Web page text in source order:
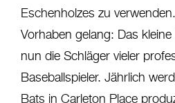
Eschenholzes zu
Vorhaben gelang: Das
nun die Schläger vieler
Baseballspieler. Jährlich
Bats in Carleton Place